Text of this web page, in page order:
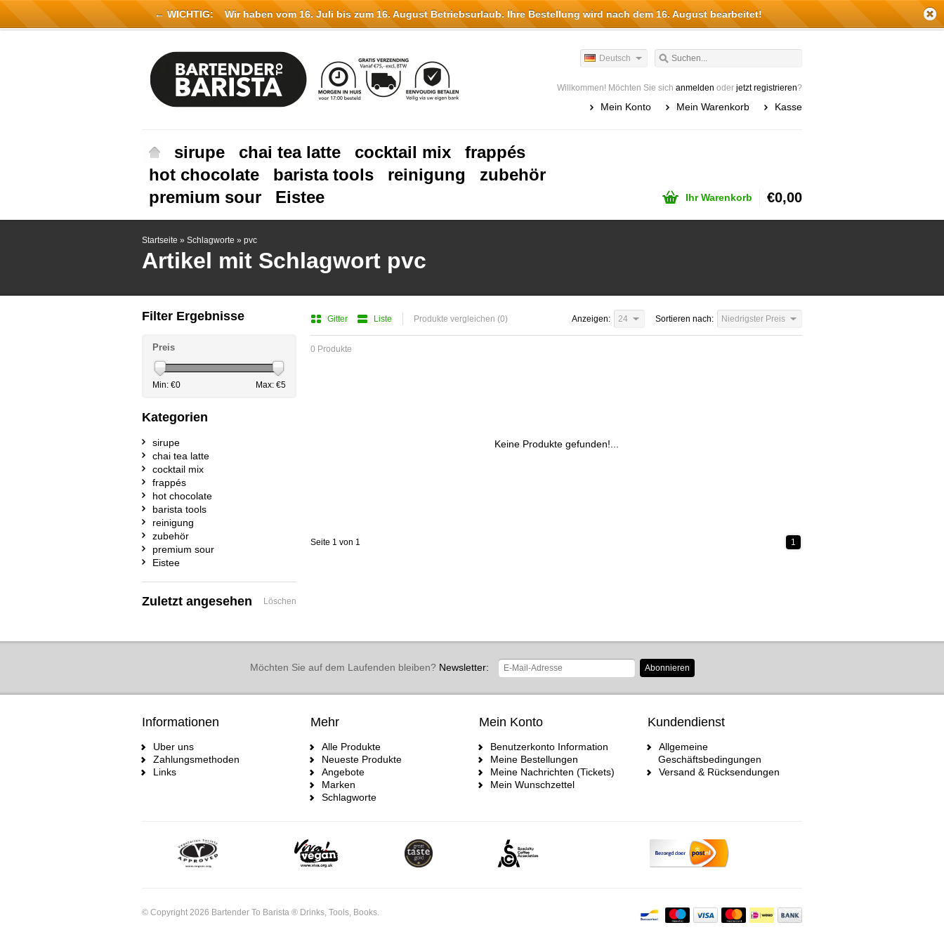
Deutsch
Willkommen! Möchten Sie sich anmelden oder jetzt registrieren?
Mein Konto Mein Warenkorb Kasse
sirupe chai tea latte cocktail mix
frappés
hot chocolate
barista tools reinigung
zubehör
premium sour
Eistee Ihr Warenkorb €0,00
Startseite » Schlagworte » pvc
Artikel mit Schlagwort pvc
Gitter Liste Produkte vergleichen (0) Sortieren nach: Niedrigster Preis
Anzeigen: 24
0 Produkte
Keine Produkte gefunden!...
Seite 1 von 1 1
Filter Ergebnisse
Preis
Min: €0 Max: €5
Kategorien
sirupe
chai tea latte
cocktail mix
frappés
hot chocolate
barista tools
reinigung
zubehör
premium sour
Eistee
Zuletzt angesehen Löschen
Möchten Sie auf dem Laufenden bleiben?Newsletter: Abonnieren
Informationen
Uber uns
Zahlungsmethoden
Links
Mehr
Alle Produkte
Neueste Produkte
Angebote
Marken
Schlagworte
Mein Konto
Benutzerkonto Information
Meine Bestellungen
Meine Nachrichten (Tickets)
Mein Wunschzettel
Kundendienst
Allgemeine
Geschäftsbedingungen
Versand & Rücksendungen
© Copyright 2026 Bartender To Barista ® Drinks, Tools, Books.
← WICHTIG:Wir haben vom 16. Juli bis zum 16. August Betriebsurlaub. Ihre Bestellung wird nach dem 16. August bearbeitet!